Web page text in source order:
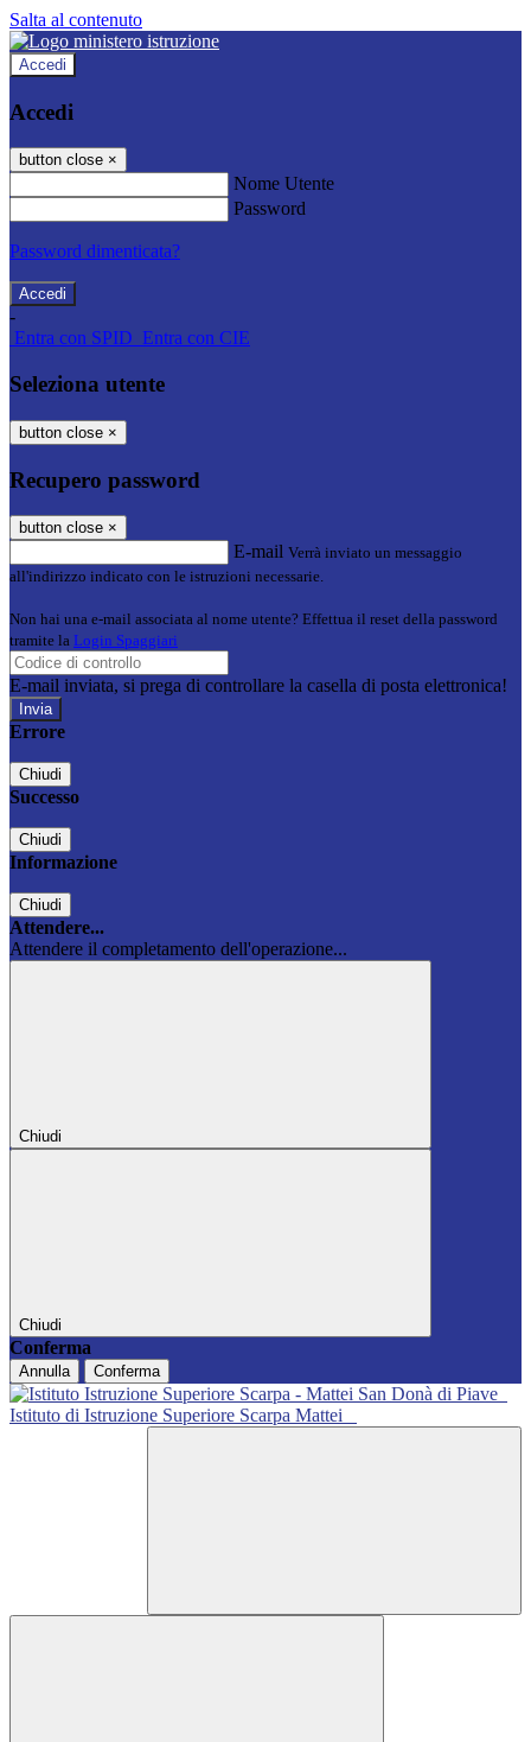
Salta al contenuto
Accedi
Accedi
button close ×
Nome Utente
Password
Password dimenticata?
-
Entra con SPID Entra con CIE
Seleziona utente
button close ×
Recupero password
button close ×
E-mail Verrà inviato un messaggio
all'indirizzo indicato con le istruzioni necessarie.
Non hai una e-mail associata al nome utente? Effettua il reset della password
tramite la Login Spaggiari
E-mail inviata, si prega di controllare la casella di posta elettronica!
Errore
Chiudi
Successo
Chiudi
Informazione
Chiudi
Attendere...
Attendere il completamento dell'operazione...
Chiudi
Chiudi
Conferma
Annulla Conferma
Istituto di Istruzione Superiore Scarpa Mattei